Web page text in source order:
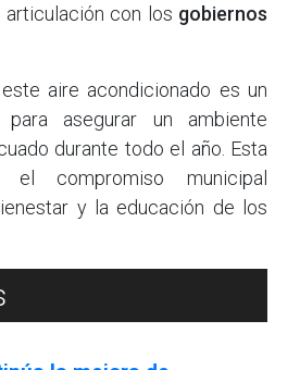
articulación con los gobiernos
aire acondicionado es un
asegurar un ambiente
durante todo el año. Esta
el compromiso municipal
y la educación de los